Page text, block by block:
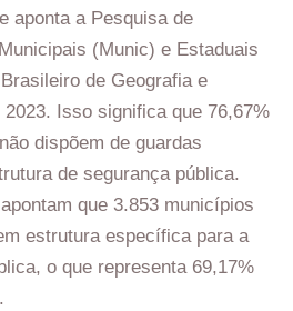
aponta a Pesquisa de
(Munic) e Estaduais
de Geografia e
2023. Isso significa que 76,67%
dispõem de guardas
de segurança pública.
que 3.853 municípios
estrutura específica para a
o que representa 69,17%